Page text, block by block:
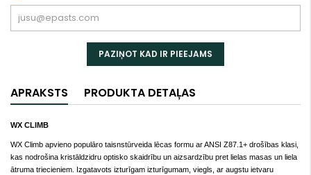
PAZIŅOT KAD IR PIEEJAMS
APRAKSTS PRODUKTA DETAĻAS
WX CLIMB
WX Climb apvieno populāro taisnstūrveida lēcas formu ar ANSI Z87.1+ drošības klasi,
kas nodrošina kristāldzidru optisko skaidrību un aizsardzību pret lielas masas un liela
ātruma triecieniem. Izgatavots izturīgam izturīgumam, viegls, ar augstu ietvaru